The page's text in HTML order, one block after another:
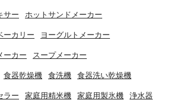
サー ホットサンドメーカー
ーカリー ヨーグルトメーカー
ーカー スープメーカー
食器乾燥機 食洗機 食器洗い乾燥機
ラー 家庭用精米機 家庭用製氷機 浄水器